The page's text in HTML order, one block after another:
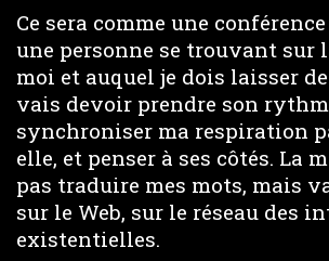
Ce sera comme une
une personne se trouvant sur
moi et auquel je dois laisser
vais devoir prendre son
synchroniser ma respiration
elle, et penser à ses côtés. La
pas traduire mes mots, mais
sur le Web, sur le réseau des
existentielles.